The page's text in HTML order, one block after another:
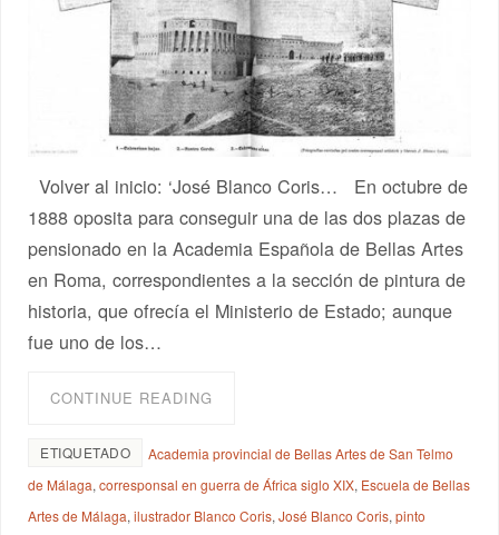
Volver al inicio: ‘José Blanco Coris… En octubre de
1888 oposita para conseguir una de las dos plazas de
pensionado en la Academia Española de Bellas Artes
en Roma, correspondientes a la sección de pintura de
historia, que ofrecía el Ministerio de Estado; aunque
fue uno de los…
CONTINUE READING
ETIQUETADO
Academia provincial de Bellas Artes de San Telmo
de Málaga,corresponsal en guerra de África siglo XIX, Escuela de Bellas
Artes de Málaga,ilustrador Blanco Coris,José Blanco Coris,pinto